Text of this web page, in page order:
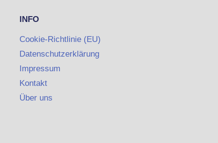
INFO
Cookie-Richtlinie (EU)
Datenschutzerklärung
Impressum
Kontakt
Über uns